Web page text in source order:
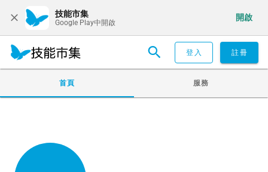
技能市集
Google Play中開啟
開啟
登入 註冊
首頁 服務